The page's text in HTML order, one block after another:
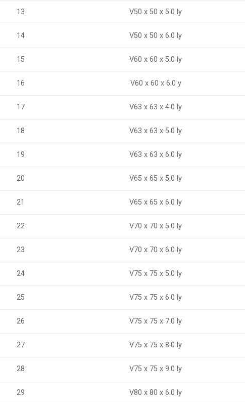
13 V50 x 50 x 5.0 ly
14 V50 x 50 x 6.0 ly
15 V60 x 60 x 5.0 ly
16 V60 x 60 x 6.0 y
17 V63 x 63 x 4.0 ly
18 V63 x 63 x 5.0 ly
19 V63 x 63 x 6.0 ly
20 V65 x 65 x 5.0 ly
21 V65 x 65 x 6.0 ly
22 V70 x 70 x 5.0 ly
23 V70 x 70 x 6.0 ly
24 V75 x 75 x 5.0 ly
25 V75 x 75 x 6.0 ly
26 V75 x 75 x 7.0 ly
27 V75 x 75 x 8.0 ly
28 V75 x 75 x 9.0 ly
29 V80 x 80 x 6.0 ly